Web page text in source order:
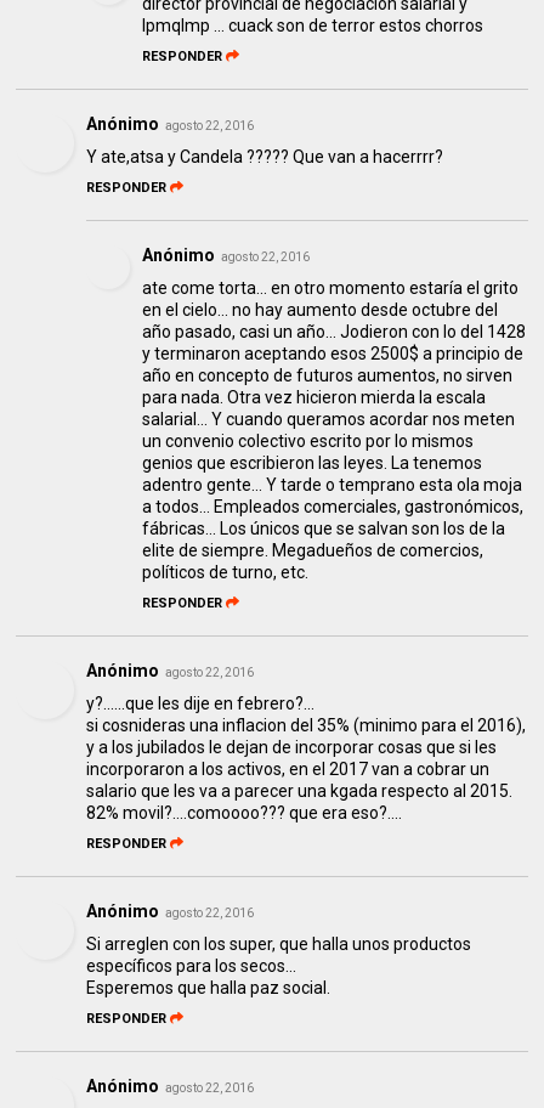
director provincial de negociacion salarial y
lpmqlmp ... cuack son de terror estos chorros
RESPONDER
Anónimo agosto 22, 2016
Y ate,atsa y Candela ????? Que van a hacerrrr?
RESPONDER
Anónimo agosto 22, 2016
ate come torta... en otro momento estaría el grito
en el cielo... no hay aumento desde octubre del
año pasado, casi un año... Jodieron con lo del 1428
y terminaron aceptando esos 2500$ a principio de
año en concepto de futuros aumentos, no sirven
para nada. Otra vez hicieron mierda la escala
salarial... Y cuando queramos acordar nos meten
un convenio colectivo escrito por lo mismos
genios que escribieron las leyes. La tenemos
adentro gente... Y tarde o temprano esta ola moja
a todos... Empleados comerciales, gastronómicos,
fábricas... Los únicos que se salvan son los de la
elite de siempre. Megadueños de comercios,
políticos de turno, etc.
RESPONDER
Anónimo agosto 22, 2016
y?......que les dije en febrero?...
si cosnideras una inflacion del 35% (minimo para el 2016),
y a los jubilados le dejan de incorporar cosas que si les
incorporaron a los activos, en el 2017 van a cobrar un
salario que les va a parecer una kgada respecto al 2015.
82% movil?....comoooo??? que era eso?....
RESPONDER
Anónimo agosto 22, 2016
Si arreglen con los super, que halla unos productos
específicos para los secos...
Esperemos que halla paz social.
RESPONDER
Anónimo agosto 22, 2016